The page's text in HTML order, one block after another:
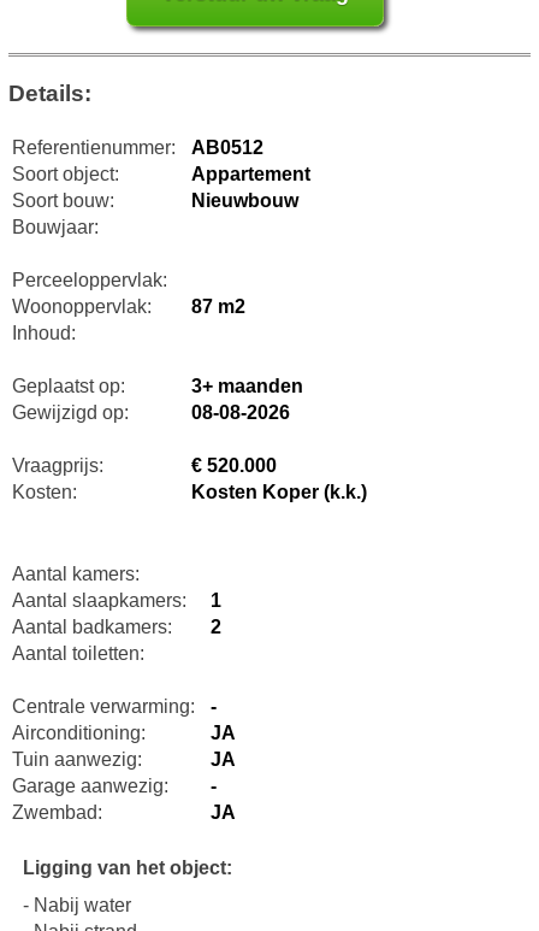
Details:
Referentienummer:
AB0512
Soort object:
Appartement
Soort bouw:
Nieuwbouw
Bouwjaar:
Perceeloppervlak:
Woonoppervlak:
87 m2
Inhoud:
Geplaatst op:
3+ maanden
Gewijzigd op:
08-08-2026
Vraagprijs:
€ 520.000
Kosten:
Kosten Koper (k.k.)
Aantal kamers:
Aantal slaapkamers:
1
Aantal badkamers:
2
Aantal toiletten:
Centrale verwarming:
-
Airconditioning:
JA
Tuin aanwezig:
JA
Garage aanwezig:
-
Zwembad:
JA
Ligging van het object:
- Nabij water